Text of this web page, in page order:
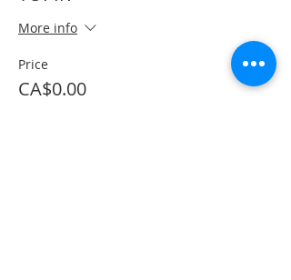
More info
Price
CA$0.00